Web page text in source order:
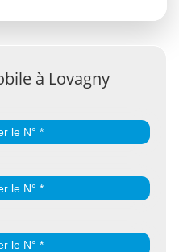
à Lovagny
le N° *
le N° *
le N° *